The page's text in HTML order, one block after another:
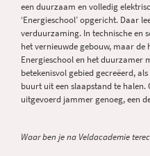
een duurzaam en volledig
‘Energieschool’ opgericht. Daar
verduurzaming. In technische en
het vernieuwde gebouw, maar
Energieschool en het duurzamer
betekenisvol gebied gecreëerd,
buurt uit een slaapstand te
uitgevoerd jammer genoeg, een
Waar ben je na Veldacademie